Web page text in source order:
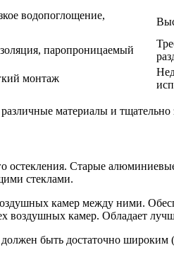
водопоглощение,
паропроницаемый
монтаж
материалы и
остекления. Старые
стеклами.
камер между ними.
воздушных камер. Обладает
быть достаточно широким